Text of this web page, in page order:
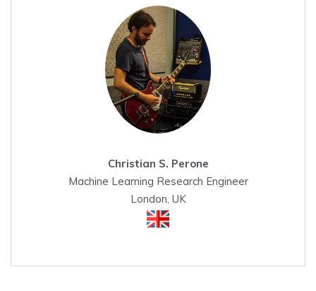
Christian S. Perone
Machine Learning Research Engineer
London, UK